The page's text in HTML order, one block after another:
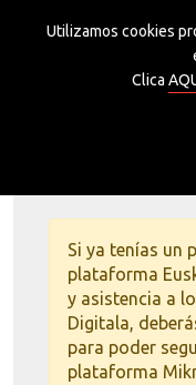
Grupo
Si ya tenías un
plataforma
y asistencia a
Digitala,
para poder
plataforma
Utilizamos cookies
Clica